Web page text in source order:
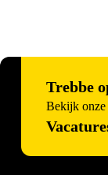
Trebbe
Bekijk onze